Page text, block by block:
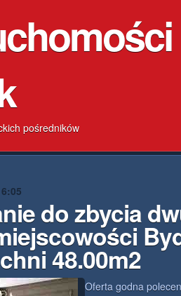
pośredników
do zbycia
48.00m2
Oferta godna